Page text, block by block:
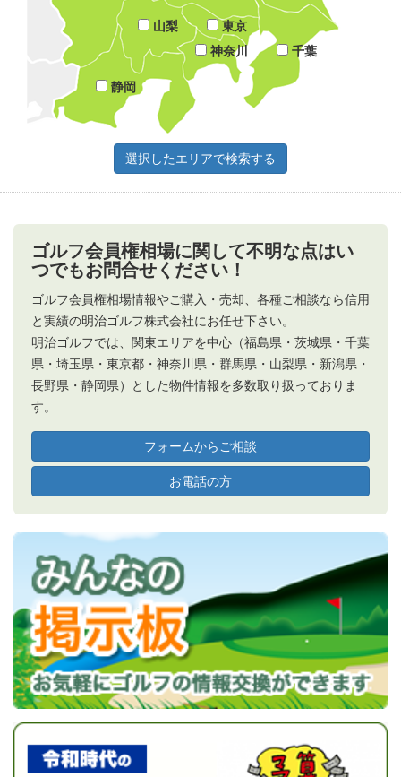
東京
神奈川
静岡
千葉
山梨
ゴルフ会員権相場に関して不明な点はい
つでもお問合せください！
ゴルフ会員権相場情報やご購入・売却、各種ご相談なら信用
と実績の明治ゴルフ株式会社にお任せ下さい。
明治ゴルフでは、関東エリアを中心（福島県・茨城県・千葉
県・埼玉県・東京都・神奈川県・群馬県・山梨県・新潟県・
長野県・静岡県）とした物件情報を多数取り扱っておりま
す。
フォームからご相談
お電話の方